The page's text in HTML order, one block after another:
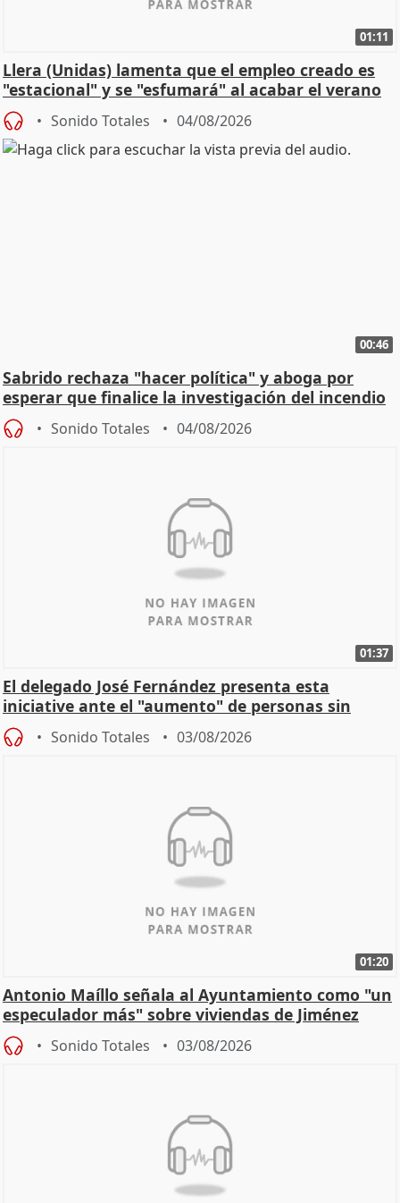
01:11
Llera (Unidas) lamenta que el empleo creado es
"estacional" y se "esfumará" al acabar el verano
Sonido Totales 04/08/2026
00:46
Sabrido rechaza "hacer política" y aboga por
esperar que finalice la investigación del incendio
Sonido Totales 04/08/2026
01:37
El delegado José Fernández presenta esta
iniciative ante el "aumento" de personas sin
hogar en Madri
Sonido Totales 03/08/2026
01:20
Antonio Maíllo señala al Ayuntamiento como "un
especulador más" sobre viviendas de Jiménez
Becerril
Sonido Totales 03/08/2026